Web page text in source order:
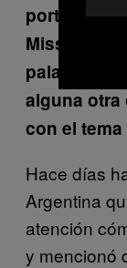
portada
Miss
palabras
alguna
con el
Hace días
Argentina
atención
y mencionó